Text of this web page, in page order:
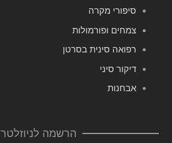
סיפורי מקרה
צמחים ופורמולות
רפואה סינית בסרטן
דיקור סיני
אבחנות
הרשמה לניוזלטר